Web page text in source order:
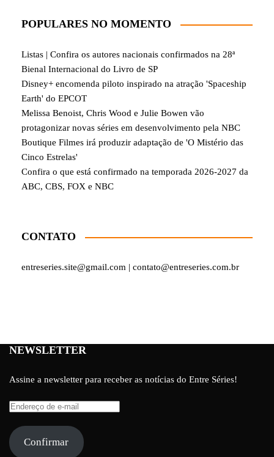
POPULARES NO MOMENTO
Listas | Confira os autores nacionais confirmados na 28ª
Bienal Internacional do Livro de SP
Disney+ encomenda piloto inspirado na atração 'Spaceship
Earth' do EPCOT
Melissa Benoist, Chris Wood e Julie Bowen vão
protagonizar novas séries em desenvolvimento pela NBC
Boutique Filmes irá produzir adaptação de 'O Mistério das
Cinco Estrelas'
Confira o que está confirmado na temporada 2026-2027 da
ABC, CBS, FOX e NBC
CONTATO
entreseries.site@gmail.com | contato@entreseries.com.br
NEWSLETTER
Assine a newsletter para receber as notícias do Entre Séries!
Endereço
e-
mail
Confirmar